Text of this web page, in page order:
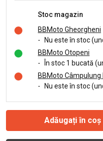
Stoc magazin
BBMoto Gheorgheni
-
Nu este în stoc
BBMoto Otopeni
-
În stoc 1 bucată
BBMoto Câmpulung
-
Nu este în stoc
Adăugați în coș